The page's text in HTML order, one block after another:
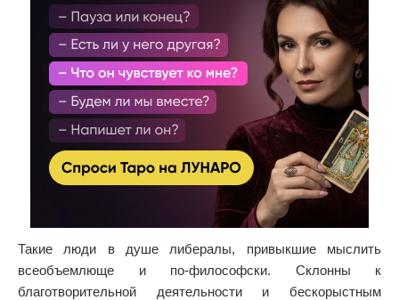
Такие люди в душе либералы, привыкшие мыслить
всеобъемлюще и по-философски. Склонны к
благотворительной деятельности и бескорыстным